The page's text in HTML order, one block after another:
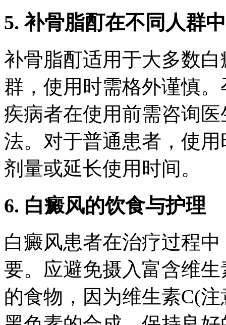
5. 补骨脂酊在不同人群
补骨脂酊适用于大多数
群，使用时需格外谨慎
疾病者在使用前需咨询
法。对于普通患者，使
剂量或延长使用时间。
6. 白癜风的饮食与护理
白癜风患者在治疗过程
要。应避免摄入富含维
的食物，因为维生素C(